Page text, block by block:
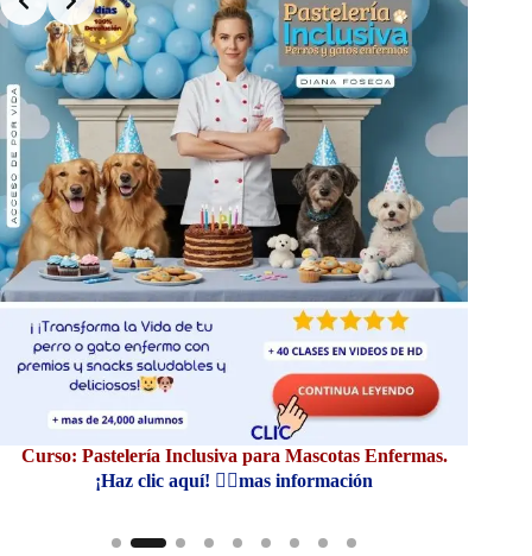
Curso: Pastelería Inclusiva para Mascotas Enfermas.
¡Haz clic aquí! 👆🏼mas información